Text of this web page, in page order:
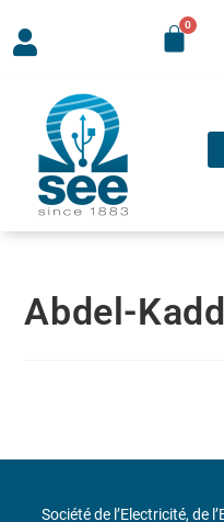
Abdel-
Société de l’Electricité, de